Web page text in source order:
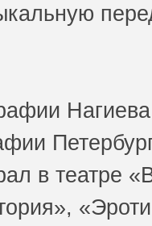
в театре